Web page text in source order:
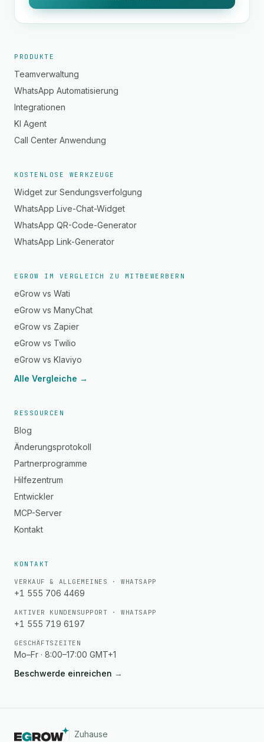
PRODUKTE
Teamverwaltung
WhatsApp Automatisierung
Integrationen
KI Agent
Call Center Anwendung
KOSTENLOSE WERKZEUGE
Widget zur Sendungsverfolgung
WhatsApp Live-Chat-Widget
WhatsApp QR-Code-Generator
WhatsApp Link-Generator
EGROW IM VERGLEICH ZU MITBEWERBERN
eGrow vs Wati
eGrow vs ManyChat
eGrow vs Zapier
eGrow vs Twilio
eGrow vs Klaviyo
Alle Vergleiche →
RESSOURCEN
Blog
Änderungsprotokoll
Partnerprogramme
Hilfezentrum
Entwickler
MCP-Server
Kontakt
KONTAKT
VERKAUF & ALLGEMEINES · WHATSAPP
+1 555 706 4469
AKTIVER KUNDENSUPPORT · WHATSAPP
+1 555 719 6197
GESCHÄFTSZEITEN
Mo–Fr · 8:00–17:00 GMT+1
Beschwerde einreichen →
Zuhause